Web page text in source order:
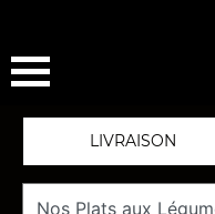
LIVRAISON